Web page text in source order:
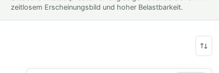
zeitlosem Erscheinungsbild und hoher Belastbarkeit.